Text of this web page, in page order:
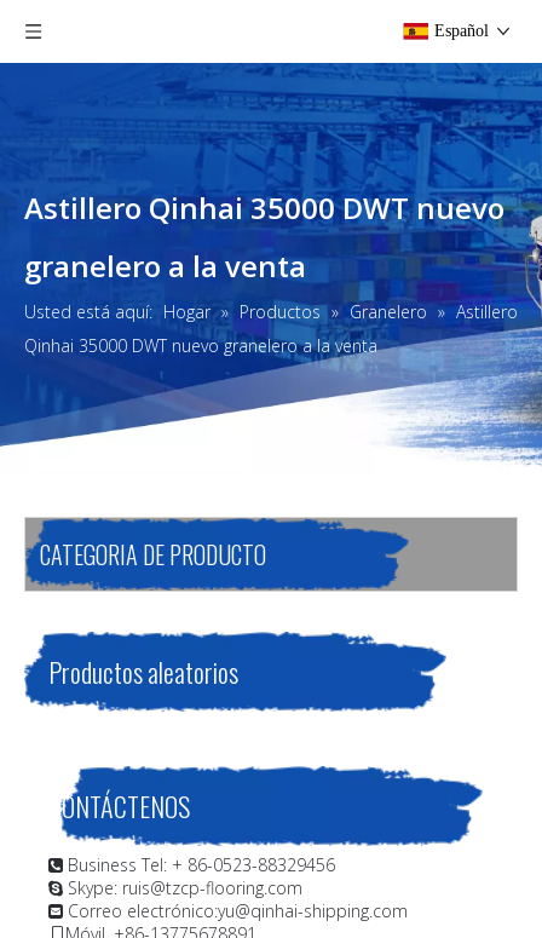
Español
Astillero Qinhai 35000 DWT nuevo
granelero a la venta
Usted está aquí: Hogar » Productos » Granelero » Astillero
Qinhai 35000 DWT nuevo granelero a la venta
CATEGORIA DE PRODUCTO
Productos aleatorios
CONTÁCTENOS
 Business Tel: + 86-0523-88329456
 Skype: ruis@tzcp-flooring.com
 Correo electrónico:yu@qinhai-shipping.com